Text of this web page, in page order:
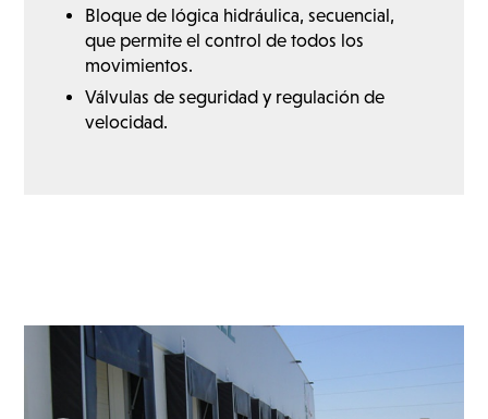
Bloque de lógica hidráulica, secuencial,
que permite el control de todos los
movimientos.
Válvulas de seguridad y regulación de
velocidad.